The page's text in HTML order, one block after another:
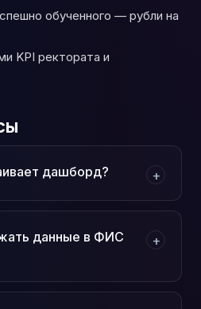
обученного — рубли на
KPI ректората и
дашборд? +
данные в ФИС
+